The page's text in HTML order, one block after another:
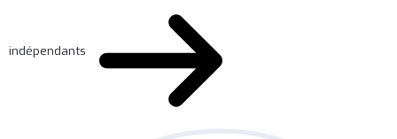
indépendants